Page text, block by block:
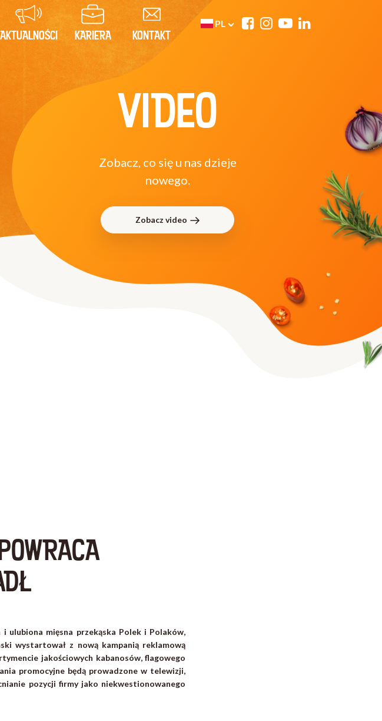
AKTUALNOŚCI KARIERA KONTAKT
PL
VIDEO
Zobacz, co się u nas dzieje
nowego.
Zobacz video
ulubiona mięsna przekąska Polek i Polaków,
wystartował z nową kampanią reklamową
jakościowych kabanosów, flagowego
promocyjne będą prowadzone w telewizji,
pozycji firmy jako niekwestionowanego